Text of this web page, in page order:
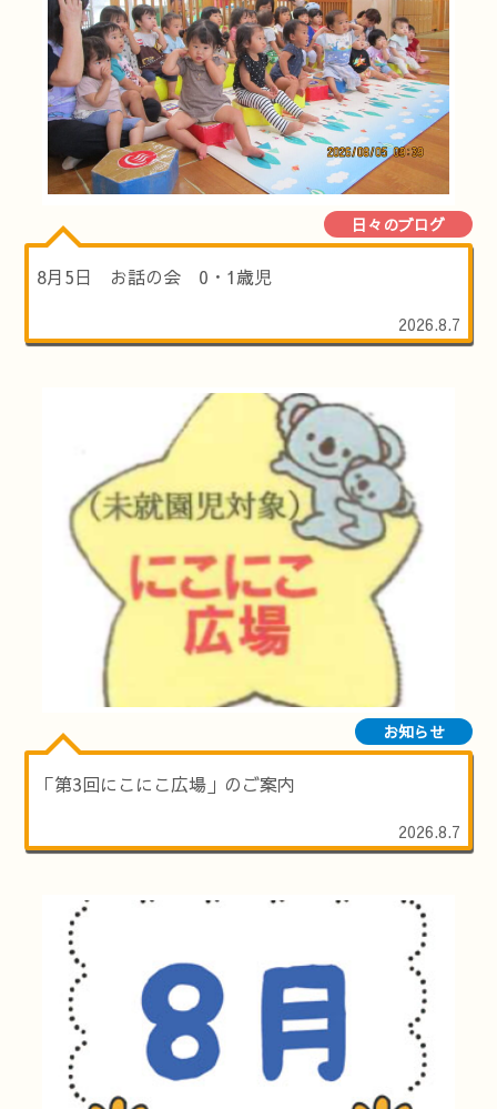
日々のブログ
8月5日 お話の会 0・1歳児
2026.8.7
お知らせ
「第3回にこにこ広場」のご案内
2026.8.7